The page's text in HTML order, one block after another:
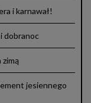
i karnawał!
dobranoc
zimą
jesiennego